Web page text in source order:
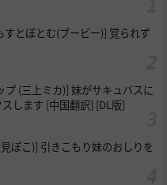
すとぼとむ(ブービー)] 覚られず
プ (三上ミカ)] 妹がサキュバスに
します [中国翻訳] [DL版]
ぽこ)] 引きこもり妹のおしりを